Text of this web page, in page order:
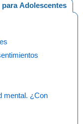
para Adolescentes
mental. ¿Con